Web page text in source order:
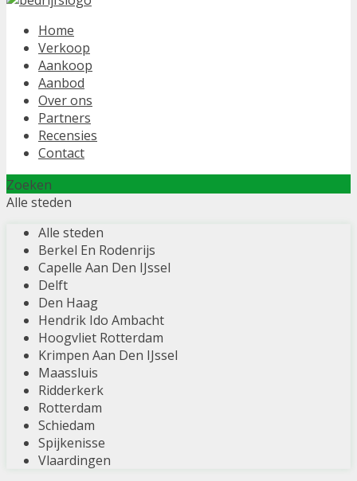
Home
Verkoop
Aankoop
Aanbod
Over ons
Partners
Recensies
Contact
Zoeken
Alle steden
Alle steden
Berkel En Rodenrijs
Capelle Aan Den IJssel
Delft
Den Haag
Hendrik Ido Ambacht
Hoogvliet Rotterdam
Krimpen Aan Den IJssel
Maassluis
Ridderkerk
Rotterdam
Schiedam
Spijkenisse
Vlaardingen